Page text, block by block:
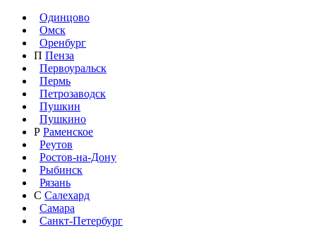
Одинцово
Омск
Оренбург
П Пенза
Первоуральск
Пермь
Петрозаводск
Пушкин
Пушкино
Р Раменское
Реутов
Ростов-на-Дону
Рыбинск
Рязань
С Салехард
Самара
Санкт-Петербург